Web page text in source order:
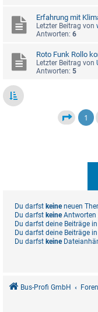
Erfahrung mit
Letzter Beitrag von
Antworten: 6
Roto Funk Rollo
Letzter Beitrag von
Antworten: 5
1
Du darfst keineneuen
Du darfst keineAntworten
Du darfst deine Beiträge
Du darfst deine Beiträge
Du darfst keine
Bus-Profi GmbH